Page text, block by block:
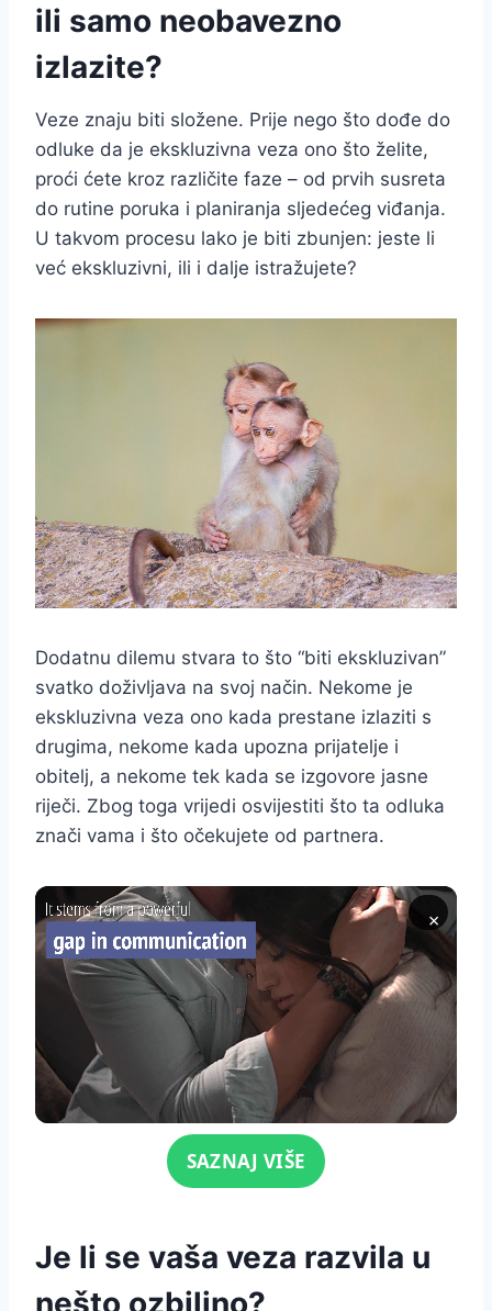
ili samo neobavezno
izlazite?
Veze znaju biti složene. Prije nego što dođe do
odluke da je ekskluzivna veza ono što želite,
proći ćete kroz različite faze – od prvih susreta
do rutine poruka i planiranja sljedećeg viđanja.
U takvom procesu lako je biti zbunjen: jeste li
već ekskluzivni, ili i dalje istražujete?
Dodatnu dilemu stvara to što “biti ekskluzivan”
svatko doživljava na svoj način. Nekome je
ekskluzivna veza ono kada prestane izlaziti s
drugima, nekome kada upozna prijatelje i
obitelj, a nekome tek kada se izgovore jasne
riječi. Zbog toga vrijedi osvijestiti što ta odluka
znači vama i što očekujete od partnera.
×
Click for soundSAZNAJ VIŠE
Je li se vaša veza razvila u
nešto ozbiljno?